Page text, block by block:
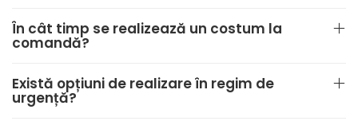
În cât timp se realizează un costum la
comandă?
Există opțiuni de realizare în regim de
urgență?